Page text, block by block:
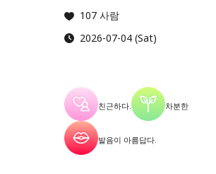
107 사람
2026-07-04 (Sat)
친근하다. 차분한
발음이 아름답다.